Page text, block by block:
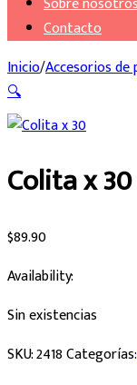
Contacto
Inicio/Accesorios de
🔍
Colita x 30
$89.90
Availability:
Sin existencias
SKU:2418Categorías: